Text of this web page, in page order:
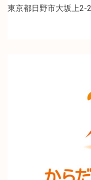
東京都日野市大坂上2-